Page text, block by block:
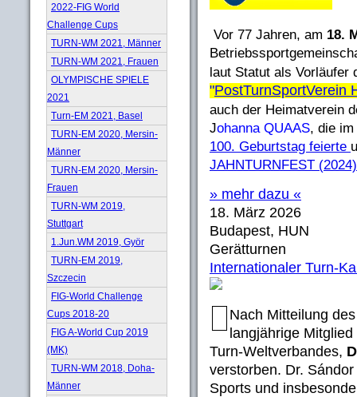
2022-FIG World
Challenge Cups
TURN-WM 2021, Männer
TURN-WM 2021, Frauen
OLYMPISCHE SPIELE
2021
Turn-EM 2021, Basel
TURN-EM 2020, Mersin-
Männer
TURN-EM 2020, Mersin-
Frauen
TURN-WM 2019,
Stuttgart
1.Jun.WM 2019, Györ
TURN-EM 2019,
Szczecin
FIG-World Challenge
Cups 2018-20
FIG A-World Cup 2019
(MK)
TURN-WM 2018, Doha-
Männer
Vor 77 Jahren, am 18.
laut Statut als Vorläufer
"PostTurnSportVerein
auch der Heimatverein
Johanna QUAAS, die im
100. Geburtstag feierte
JAHNTURNFEST (2024)
» mehr dazu «
18. März 2026
Budapest, HUN
Gerätturnen
Internationaler Turn-
Nach Mitteilung
langjährige
Turn-Weltverbandes,
verstorben. Dr.
Sports und